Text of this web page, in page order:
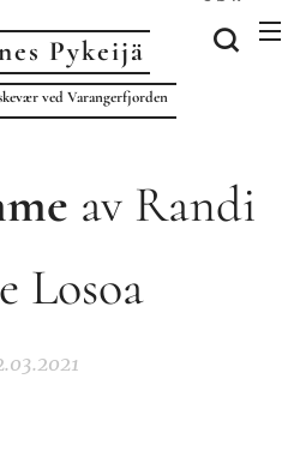
Pykeijä
ved Varangerfjorden
av Randi
Losoa